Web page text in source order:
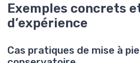
Exemples concrets
d’expérience
Cas pratiques de mise à